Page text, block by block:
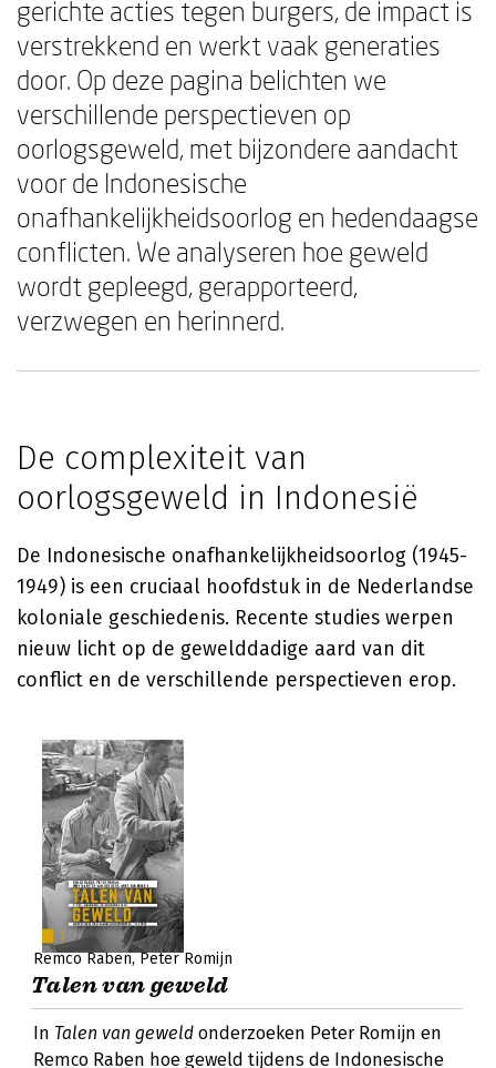
gerichte acties tegen burgers, de impact is
verstrekkend en werkt vaak generaties
door. Op deze pagina belichten we
verschillende perspectieven op
oorlogsgeweld, met bijzondere aandacht
voor de Indonesische
onafhankelijkheidsoorlog en hedendaagse
conflicten. We analyseren hoe geweld
wordt gepleegd, gerapporteerd,
verzwegen en herinnerd.
De complexiteit van
oorlogsgeweld in Indonesië
De Indonesische onafhankelijkheidsoorlog (1945-
1949) is een cruciaal hoofdstuk in de Nederlandse
koloniale geschiedenis. Recente studies werpen
nieuw licht op de gewelddadige aard van dit
conflict en de verschillende perspectieven erop.
Remco Raben Peter Romijn
Talen van geweld
In Talen van geweld onderzoeken Peter Romijn en
Remco Raben hoe geweld tijdens de Indonesische